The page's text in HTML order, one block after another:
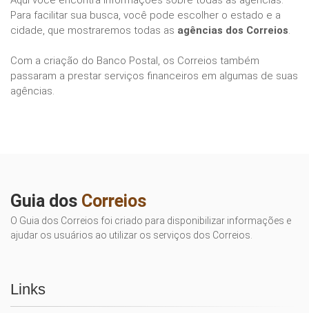
Para facilitar sua busca, você pode escolher o estado e a
cidade, que mostraremos todas as agências dos Correios.
Com a criação do Banco Postal, os Correios também
passaram a prestar serviços financeiros em algumas de suas
agências.
Guia dos Correios
O Guia dos Correios foi criado para disponibilizar informações e
ajudar os usuários ao utilizar os serviços dos Correios.
Links